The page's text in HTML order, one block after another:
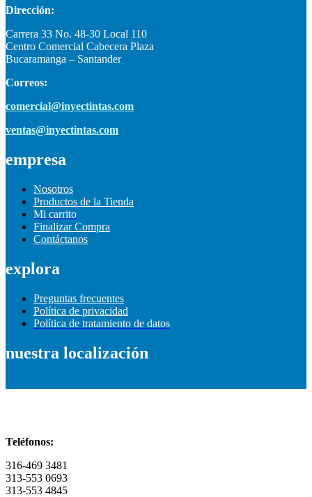
Dirección:
Carrera 33 No. 48-30 Local 110
Centro Comercial Cabecera Plaza
Bucaramanga – Santander
Correos:
comercial@inyectintas.com
ventas@inyectintas.com
empresa
Nosotros
Productos de la Tienda
Mi carrito
Finalizar Compra
Contáctanos
explora
Preguntas frecuentes
Política de privacidad
Política de tratamiento de datos
nuestra localización
Teléfonos:
316-469 3481
313-553 0693
313-553 4845